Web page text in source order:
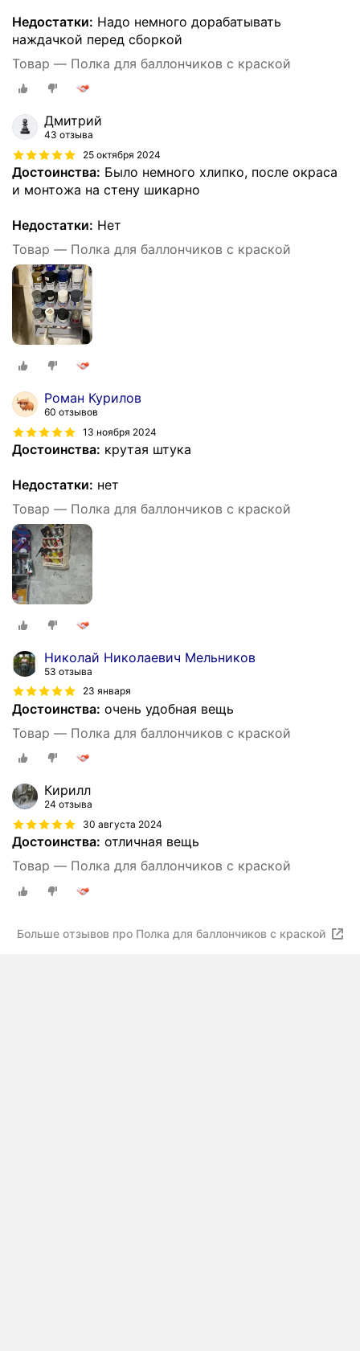
Недостатки: Надо немного дорабатывать
наждачкой перед сборкой
Товар — Полка для баллончиков с краской
Дмитрий
43 отзыва
25 октября 2024
Достоинства: Было немного хлипко, после окраса
и монтожа на стену шикарно
Недостатки: Нет
Товар — Полка для баллончиков с краской
Роман Курилов
60 отзывов
13 ноября 2024
Достоинства: крутая штука
Недостатки: нет
Товар — Полка для баллончиков с краской
Николай Николаевич Мельников
53 отзыва
23 января
Достоинства: очень удобная вещь
Товар — Полка для баллончиков с краской
Кирилл
24 отзыва
30 августа 2024
Достоинства: отличная вещь
Товар — Полка для баллончиков с краской
Больше отзывов про Полка для баллончиков с краской